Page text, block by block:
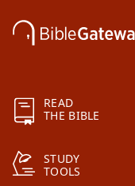
READ
THE BIBLE
STUDY
TOOLS